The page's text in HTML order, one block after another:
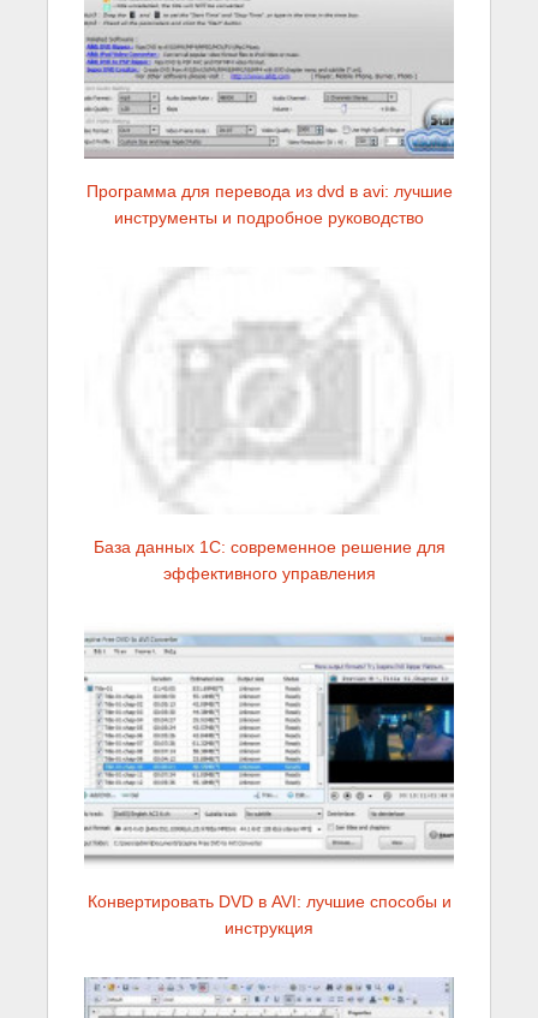
Программа для перевода из dvd в avi: лучшие
инструменты и подробное руководство
База данных 1С: современное решение для
эффективного управления
Конвертировать DVD в AVI: лучшие способы и
инструкция